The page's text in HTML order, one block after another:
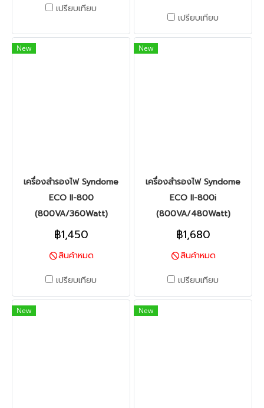
เปรียบเทียบ
เปรียบเทียบ
New
เครื่องสำรองไฟ Syndome
ECO II-800
(800VA/360Watt)
฿1,450
สินค้าหมด
เปรียบเทียบ
New
เครื่องสำรองไฟ Syndome
ECO II-800i
(800VA/480Watt)
฿1,680
สินค้าหมด
เปรียบเทียบ
New New